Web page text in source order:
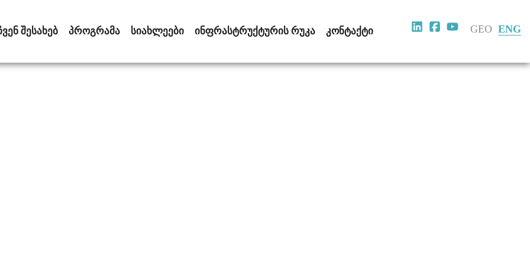
GEO ENG
ᲨᲔᲡᲐᲮᲔᲑ ᲞᲠᲝᲒᲠᲐᲛᲐ ᲡᲘᲐᲮᲚᲔᲔᲑᲘ ᲘᲜᲤᲠᲐᲡᲢᲠᲣᲥᲢᲣᲠᲘᲡ ᲠᲣᲙᲐ ᲙᲝᲜᲢᲐᲥᲢᲘ